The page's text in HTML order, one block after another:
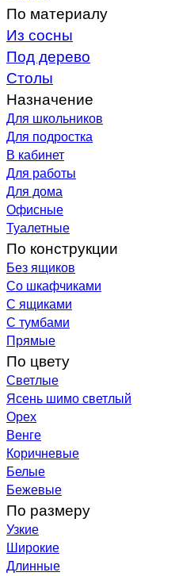
По материалу
Из сосны
Под дерево
Столы
Назначение
Для школьников
Для подростка
В кабинет
Для работы
Для дома
Офисные
Туалетные
По конструкции
Без ящиков
Со шкафчиками
С ящиками
С тумбами
Прямые
По цвету
Светлые
Ясень шимо светлый
Орех
Венге
Коричневые
Белые
Бежевые
По размеру
Узкие
Широкие
Длинные